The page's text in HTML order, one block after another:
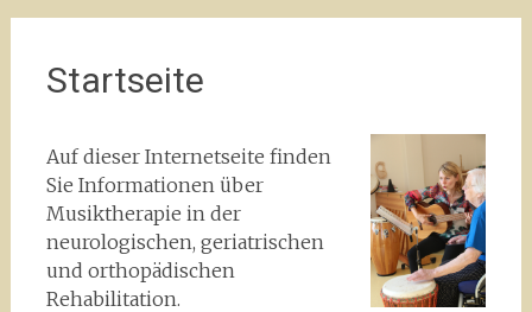
Startseite
Auf dieser Internetseite finden
Sie Informationen über
Musiktherapie in der
neurologischen, geriatrischen
und orthopädischen
Rehabilitation.